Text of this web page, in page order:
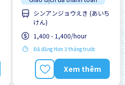
Vài giờ làm việc
シンアンジョウえき (あいち
けん)
1,400 - 1,400/hour
Đã đăng Hơn 3 tháng trước
Xem thêm